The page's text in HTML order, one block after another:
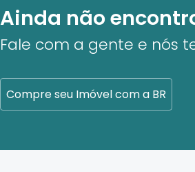
Ainda não
Fale com a gente e nós
Compre seu Imóvel com a BR